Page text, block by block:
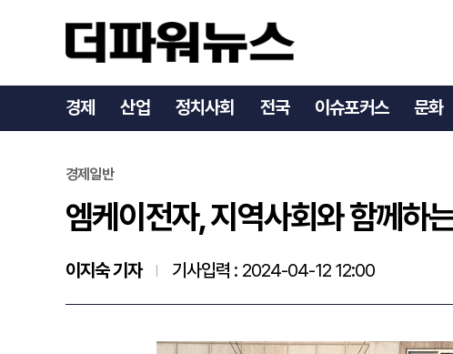
경제 산업 정치사회 전국 이슈포커스 문화
엠케이전자, 지역사회와 함께하는
경제일반
엠케이전자, 지역사회와 함께하
이지숙 기자 기사입력 : 2024-04-12 12:00